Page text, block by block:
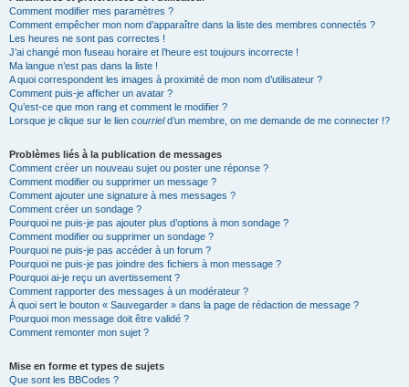
Comment modifier mes paramètres ?
Comment empêcher mon nom d’apparaître dans la liste des membres connectés ?
Les heures ne sont pas correctes !
J’ai changé mon fuseau horaire et l’heure est toujours incorrecte !
Ma langue n’est pas dans la liste !
A quoi correspondent les images à proximité de mon nom d’utilisateur ?
Comment puis-je afficher un avatar ?
Qu’est-ce que mon rang et comment le modifier ?
Lorsque je clique sur le lien courrield’un membre, on me demande de me connecter !?
Problèmes liés à la publication de messages
Comment créer un nouveau sujet ou poster une réponse ?
Comment modifier ou supprimer un message ?
Comment ajouter une signature à mes messages ?
Comment créer un sondage ?
Pourquoi ne puis-je pas ajouter plus d’options à mon sondage ?
Comment modifier ou supprimer un sondage ?
Pourquoi ne puis-je pas accéder à un forum ?
Pourquoi ne puis-je pas joindre des fichiers à mon message ?
Pourquoi ai-je reçu un avertissement ?
Comment rapporter des messages à un modérateur ?
À quoi sert le bouton « Sauvegarder » dans la page de rédaction de message ?
Pourquoi mon message doit être validé ?
Comment remonter mon sujet ?
Mise en forme et types de sujets
Que sont les BBCodes ?